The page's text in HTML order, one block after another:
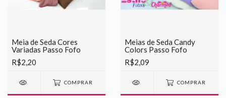
Meia de Seda Cores
Variadas Passo Fofo
R$2,20
COMPRAR
Meias de Seda Candy
Colors Passo Fofo
R$2,09
COMPRAR